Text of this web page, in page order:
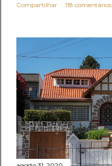
Compartilhar 118 comentários